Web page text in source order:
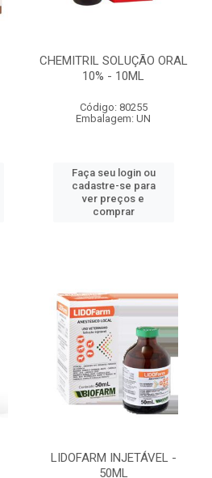
CHEMITRIL SOLUÇÃO ORAL
10% - 10ML
Código: 80255
Embalagem: UN
Faça seu login ou
cadastre-se para
ver preços e
comprar
LIDOFARM INJETÁVEL -
50ML